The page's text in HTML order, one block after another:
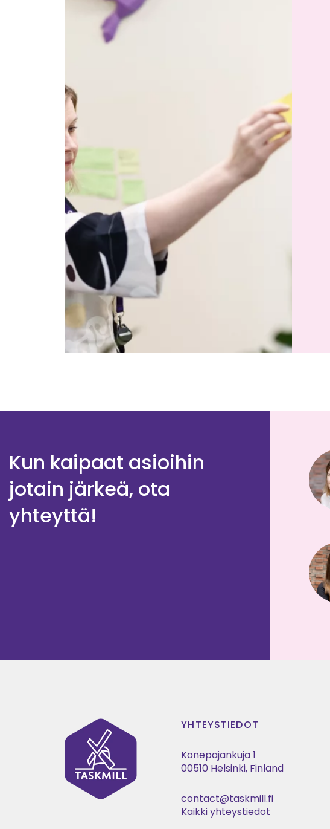
Kun kaipaat asioihin
jotain järkeä, ota
yhteyttä!
YHTEYSTIEDOT
Konepajankuja 1
00510 Helsinki, Finland
contact@taskmill.fi
Kaikki yhteystiedot